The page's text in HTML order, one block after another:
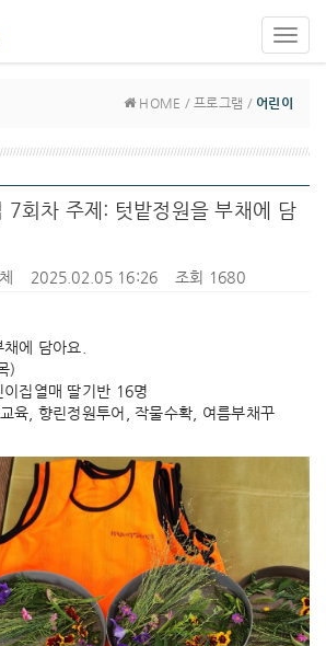
HOME / 프로그램 / 어린이
7회차 주제: 텃밭정원을 부채에 담
2025.02.05 16:26 조회 1680
에 담아요.
)
집열매 딸기반 16명
육, 향린정원투어, 작물수확, 여름부채꾸